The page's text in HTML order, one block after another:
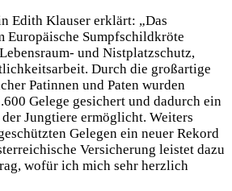
Edith Klauser erklärt: „Das
Europäische Sumpfschildkröte
und Nistplatzschutz,
Durch die großartige
Patinnen und Paten wurden
Gelege gesichert und dadurch ein
Jungtiere ermöglicht. Weiters
Gelegen ein neuer Rekord
Versicherung leistet dazu
wofür ich mich sehr herzlich